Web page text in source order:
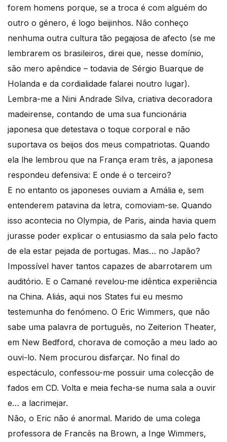
forem homens porque, se a troca é com alguém do
outro o género, é logo beijinhos. Não conheço
nenhuma outra cultura tão pegajosa de afecto (se me
lembrarem os brasileiros, direi que, nesse domínio,
são mero apêndice – todavia de Sérgio Buarque de
Holanda e da cordialidade falarei noutro lugar).
Lembra-me a Nini Andrade Silva, criativa decoradora
madeirense, contando de uma sua funcionária
japonesa que detestava o toque corporal e não
suportava os beijos dos meus compatriotas. Quando
ela lhe lembrou que na França eram três, a japonesa
respondeu defensiva: E onde é o terceiro?
E no entanto os japoneses ouviam a Amália e, sem
entenderem patavina da letra, comoviam-se. Quando
isso acontecia no Olympia, de Paris, ainda havia quem
jurasse poder explicar o entusiasmo da sala pelo facto
de ela estar pejada de portugas. Mas… no Japão?
Impossível haver tantos capazes de abarrotarem um
auditório. E o Camané revelou-me idêntica experiência
na China. Aliás, aqui nos States fui eu mesmo
testemunha do fenómeno. O Eric Wimmers, que não
sabe uma palavra de português, no Zeiterion Theater,
em New Bedford, chorava de comoção a meu lado ao
ouvi-lo. Nem procurou disfarçar. No final do
espectáculo, confessou-me possuir uma colecção de
fados em CD. Volta e meia fecha-se numa sala a ouvir
e… a lacrimejar.
Não, o Eric não é anormal. Marido de uma colega
professora de Francês na Brown, a Inge Wimmers,